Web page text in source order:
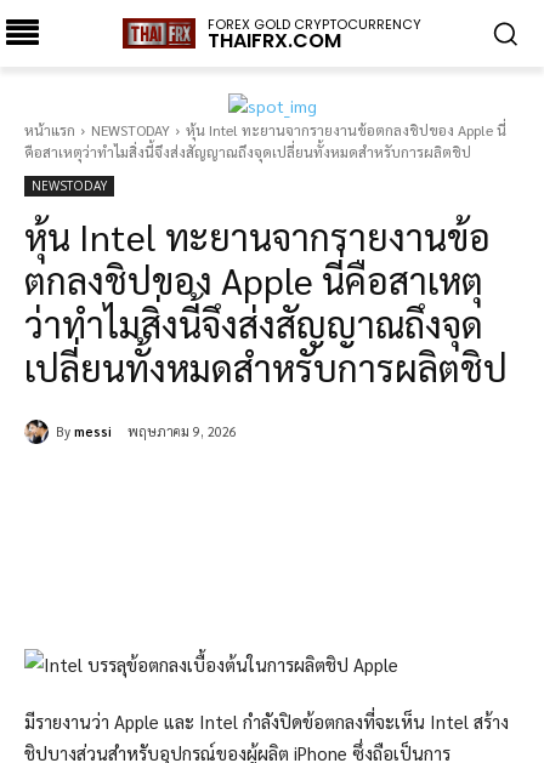
FOREX GOLD CRYPTOCURRENCY
THAIFRX.COM
หน้าแรก NEWSTODAY
หุ้น Intel ทะยานจากรายงานข้อตกลงชิปของ Apple นี่
คือสาเหตุว่าทำไมสิ่งนี้จึงส่งสัญญาณถึงจุดเปลี่ยนทั้งหมดสำหรับการผลิตชิป
NEWSTODAY
หุ้น Intel ทะยานจากรายงานข้อ
ตกลงชิปของ Apple นี่คือสาเหตุ
ว่าทำไมสิ่งนี้จึงส่งสัญญาณถึงจุด
เปลี่ยนทั้งหมดสำหรับการผลิตชิป
By messi พฤษภาคม 9, 2026
มีรายงานว่า Apple และ Intel กำลังปิดข้อตกลงที่จะเห็น Intel สร้าง
ชิปบางส่วนสำหรับอุปกรณ์ของผู้ผลิต iPhone ซึ่งถือเป็นการ